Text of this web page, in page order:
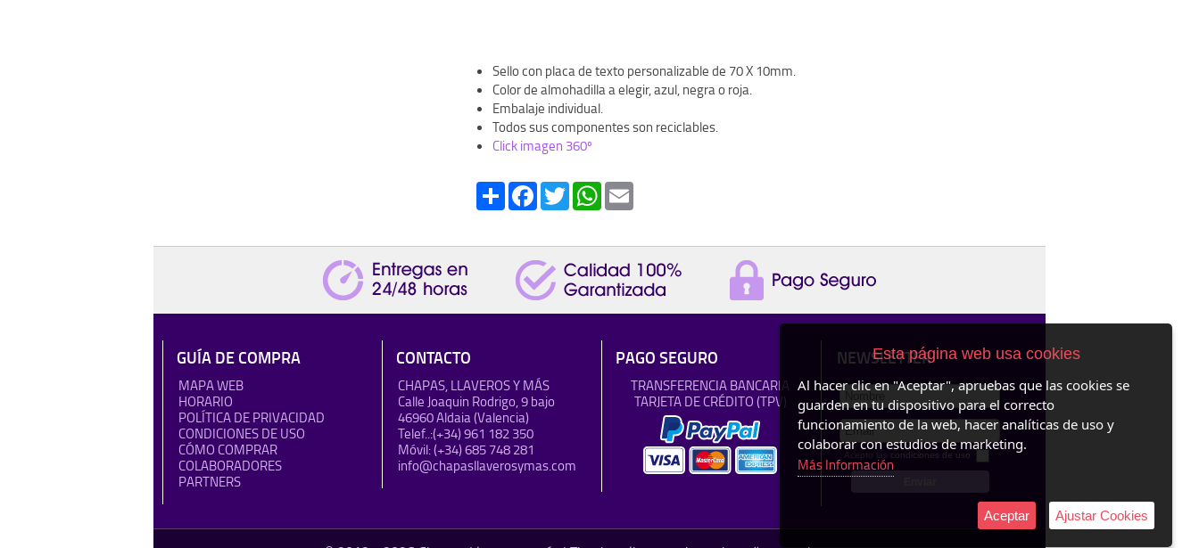
Sello con placa de texto personalizable de 70 X 10mm.
Color de almohadilla a elegir, azul, negra o roja.
Embalaje individual.
Todos sus componentes son reciclables.
Click imagen 360º
ShareFacebook
TwitterWhatsApp
GUÍA DE COMPRA
MAPA WEB
HORARIO
POLÍTICA DE PRIVACIDAD
CONDICIONES DE USO
CÓMO COMPRAR
COLABORADORES
PARTNERS
CONTACTO
CHAPAS, LLAVEROS Y MÁS
Calle Joaquin Rodrigo, 9 bajo
46960 Aldaia (Valencia)
Telef..:(+34) 961 182 350
Móvil:(+34) 685 748 281
info@chapasllaverosymas.com
PAGO SEGURO
TRANSFERENCIA BANCARIA
TARJETA DE CRÉDITO (TPV)
NEWSLETTER
Acepto las condiciones de uso
Esta página web usa cookies
Al hacer clic en "Aceptar", apruebas que las cookies se
guarden en tu dispositivo para el correcto
funcionamiento de la web, hacer analíticas de uso y
colaborar con estudios de marketing.
Más Información
Aceptar Ajustar Cookies